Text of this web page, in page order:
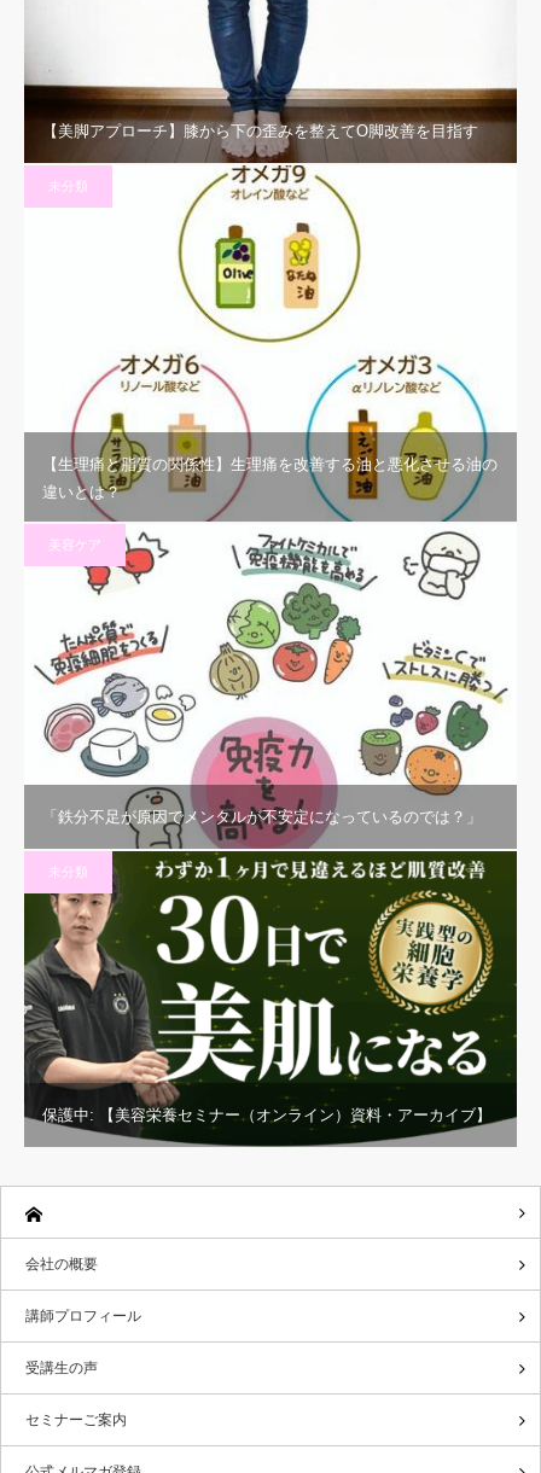
【美脚アプローチ】膝から下の歪みを整えてO脚改善を目指す
未分類
【生理痛と脂質の関係性】生理痛を改善する油と悪化させる油の
違いとは？
美容ケア
「鉄分不足が原因でメンタルが不安定になっているのでは？」
未分類
保護中: 【美容栄養セミナー（オンライン）資料・アーカイブ】
会社の概要
講師プロフィール
受講生の声
セミナーご案内